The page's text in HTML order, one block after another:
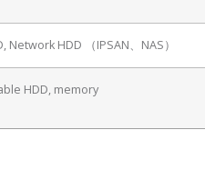
Network HDD （IPSAN、NAS）
HDD, memory